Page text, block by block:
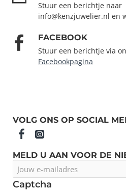
Stuur een berichtje naar
info@kenzjuwelier.nl en
FACEBOOK
Stuur een berichtje via
Facebookpagina
VOLG ONS OP SOCIAL
MELD U AAN VOOR DE
e-
mailadres
Captcha